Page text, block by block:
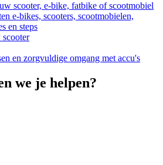
scooter, e-bike, fatbike of scootmobiel
e-bikes, scooters, scootmobielen,
en steps
en zorgvuldige omgang met accu's
we je helpen?